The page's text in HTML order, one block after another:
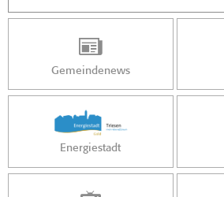
Gemeindenews
Energiestadt